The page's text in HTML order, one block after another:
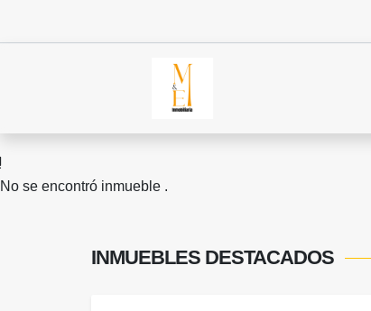
No se encontró inmueble .
INMUEBLES DESTACADOS